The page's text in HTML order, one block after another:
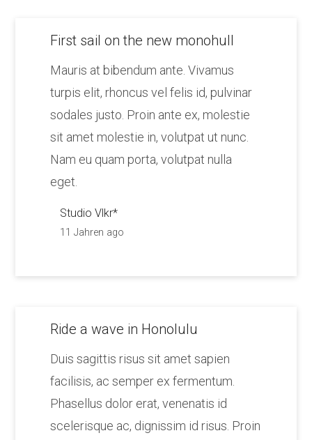
First sail on the new monohull
Mauris at bibendum ante. Vivamus
turpis elit, rhoncus vel felis id, pulvinar
sodales justo. Proin ante ex, molestie
sit amet molestie in, volutpat ut nunc.
Nam eu quam porta, volutpat nulla
eget.
Studio Vlkr*
11 Jahren ago
Ride a wave in Honolulu
Duis sagittis risus sit amet sapien
facilisis, ac semper ex fermentum.
Phasellus dolor erat, venenatis id
scelerisque ac, dignissim id risus. Proin